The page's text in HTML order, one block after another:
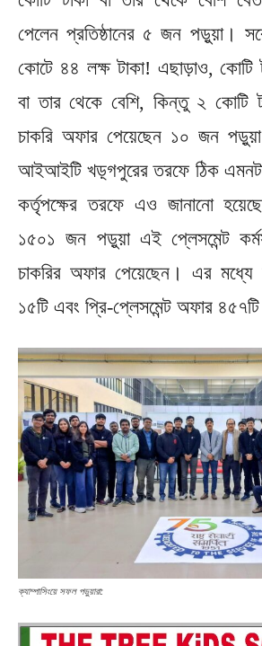
পেলেন প্রতিষ্ঠানের ৫ জন পড়ুয়া।
কোটে ৪৪ লক্ষ টাকা! এছাড়াও, কোটি
বা তার থেকে বেশি, কিন্তু ২ কোটি
চাকরি অফার পেয়েছেন ১০ জন
আইআইটি খড়্গপুরের তরফে ঠিক
কর্তৃপক্ষের তরফে এও জানানো
১৫০১ জন পড়ুয়া এই প্লেসমেন্ট
চাকরির অফার পেয়েছেন। এর
১৫টি এবং প্রি-প্লেসমেন্ট অফার
ক্যাম্পাসিংয়ে সফল পড়ুয়ারা: